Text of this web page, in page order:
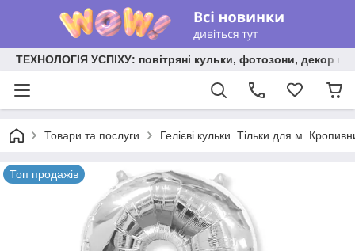
ТЕХНОЛОГІЯ УСПІХУ: повітряні кульки, фотозони, декор на
Товари та послуги Гелієві кульки. Тільки для м.
Топ продажів